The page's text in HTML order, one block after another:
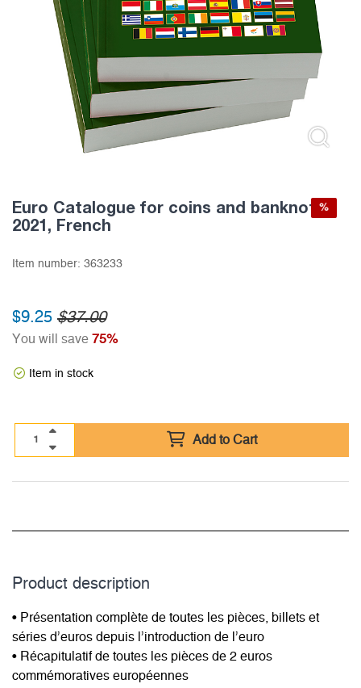
Euro Catalogue for coins and banknotes
2021, French
Item number: 363233
$9.25 $37.00
You will save 75%
Item in stock
Add to Cart
%
Product description
• Présentation complète de toutes les pièces, billets et
séries d’euros depuis l’introduction de l’euro
• Récapitulatif de toutes les pièces de 2 euros
commémoratives européennes